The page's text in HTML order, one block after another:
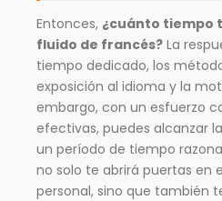
Entonces, ¿cuánto tiempo
fluido de francés? La
tiempo dedicado, los
exposición al idioma y la
embargo, con un esfuerzo
efectivas, puedes alcanzar
un período de tiempo
no solo te abrirá puertas en
personal, sino que también